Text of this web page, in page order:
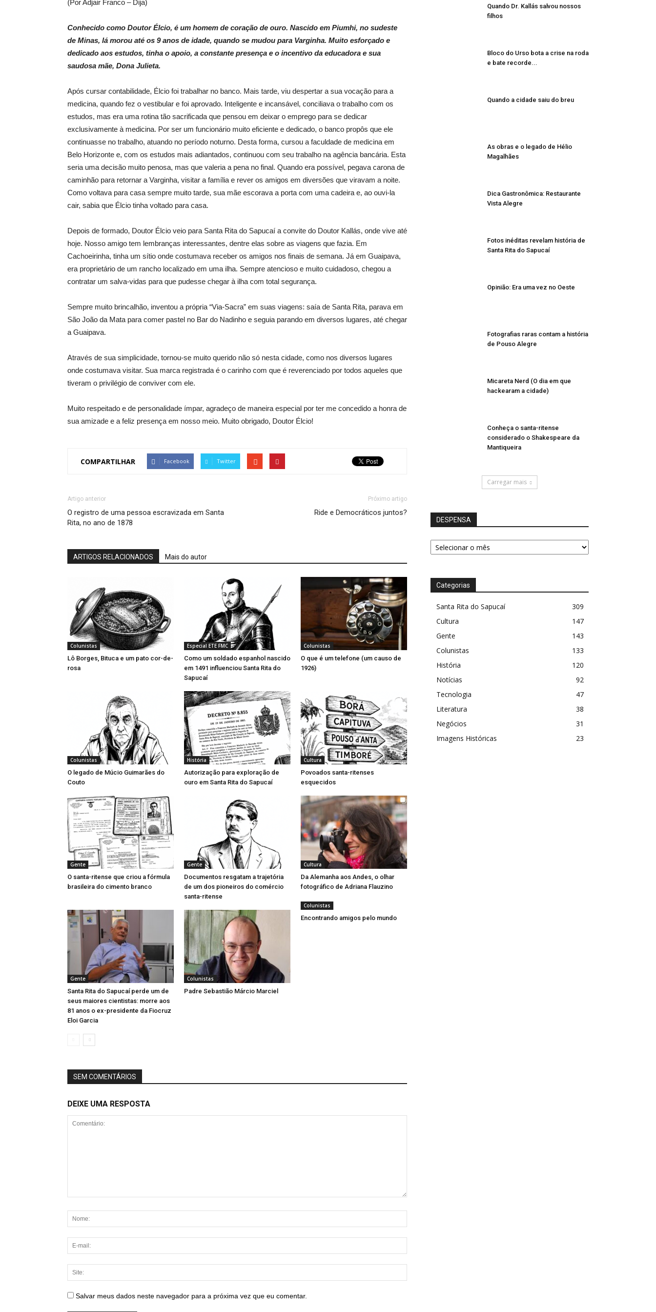
(Por Adjair Franco – Dija)
Conhecido como Doutor Élcio, é um homem de coração de ouro. Nascido em Piumhi, no sudeste
de Minas, lá morou até os 9 anos de idade, quando se mudou para Varginha. Muito esforçado e
dedicado aos estudos, tinha o apoio, a constante presença e o incentivo da educadora e sua
saudosa mãe, Dona Julieta.
Após cursar contabilidade, Élcio foi trabalhar no banco. Mais tarde, viu despertar a sua vocação para a
medicina, quando fez o vestibular e foi aprovado. Inteligente e incansável, conciliava o trabalho com os
estudos, mas era uma rotina tão sacrificada que pensou em deixar o emprego para se dedicar
exclusivamente à medicina. Por ser um funcionário muito eficiente e dedicado, o banco propôs que ele
continuasse no trabalho, atuando no período noturno. Desta forma, cursou a faculdade de medicina em
Belo Horizonte e, com os estudos mais adiantados, continuou com seu trabalho na agência bancária. Esta
seria uma decisão muito penosa, mas que valeria a pena no final. Quando era possível, pegava carona de
caminhão para retornar a Varginha, visitar a família e rever os amigos em diversões que viravam a noite.
Como voltava para casa sempre muito tarde, sua mãe escorava a porta com uma cadeira e, ao ouvi-la
cair, sabia que Élcio tinha voltado para casa.
Depois de formado, Doutor Élcio veio para Santa Rita do Sapucaí a convite do Doutor Kallás, onde vive até
hoje. Nosso amigo tem lembranças interessantes, dentre elas sobre as viagens que fazia. Em
Cachoeirinha, tinha um sítio onde costumava receber os amigos nos finais de semana. Já em Guaipava,
era proprietário de um rancho localizado em uma ilha. Sempre atencioso e muito cuidadoso, chegou a
contratar um salva-vidas para que pudesse chegar à ilha com total segurança.
Sempre muito brincalhão, inventou a própria “Via-Sacra” em suas viagens: saía de Santa Rita, parava em
São João da Mata para comer pastel no Bar do Nadinho e seguia parando em diversos lugares, até chegar
a Guaipava.
Através de sua simplicidade, tornou-se muito querido não só nesta cidade, como nos diversos lugares
onde costumava visitar. Sua marca registrada é o carinho com que é reverenciado por todos aqueles que
tiveram o privilégio de conviver com ele.
Muito respeitado e de personalidade ímpar, agradeço de maneira especial por ter me concedido a honra de
sua amizade e a feliz presença em nosso meio. Muito obrigado, Doutor Élcio!
COMPARTILHAR Facebook Twitter
Artigo anterior
O registro de uma pessoa escravizada em Santa
Rita, no ano de 1878
Próximo artigo
Ride e Democráticos juntos?
ARTIGOS RELACIONADOS Mais do autor
Colunistas
Lô Borges, Bituca e um pato cor-de-
rosa
Especial ETE FMC
Como um soldado espanhol nascido
em 1491 influenciou Santa Rita do
Sapucaí
Colunistas
O que é um telefone (um causo de
1926)
Colunistas
O legado de Múcio Guimarães do
Couto
História
Autorização para exploração de
ouro em Santa Rita do Sapucaí
Cultura
Povoados santa-ritenses
esquecidos
Gente
O santa-ritense que criou a fórmula
brasileira do cimento branco
Gente
Documentos resgatam a trajetória
de um dos pioneiros do comércio
santa-ritense
Cultura
Da Alemanha aos Andes, o olhar
fotográfico de Adriana Flauzino
Gente
Santa Rita do Sapucaí perde um de
seus maiores cientistas: morre aos
81 anos o ex-presidente da Fiocruz
Eloi Garcia
Colunistas
Padre Sebastião Márcio Marciel
Colunistas
Encontrando amigos pelo mundo
SEM COMENTÁRIOS
DEIXE UMA RESPOSTA
Salvar meus dados neste navegador para a próxima vez que eu comentar.
Quando Dr. Kallás salvou nossos
filhos
Bloco do Urso bota a crise na roda
e bate recorde...
Quando a cidade saiu do breu
As obras e o legado de Hélio
Magalhães
Dica Gastronômica: Restaurante
Vista Alegre
Fotos inéditas revelam história de
Santa Rita do Sapucaí
Opinião: Era uma vez no Oeste
Fotografias raras contam a história
de Pouso Alegre
Micareta Nerd (O dia em que
hackearam a cidade)
Conheça o santa-ritense
considerado o Shakespeare da
Mantiqueira
Carregar mais
DESPENSA
DESPENSA
Categorias
Santa Rita do Sapucaí
309
Cultura
147
Gente
143
Colunistas
133
História
120
Notícias
92
Tecnologia
47
Literatura
38
Negócios
31
Imagens Históricas
23